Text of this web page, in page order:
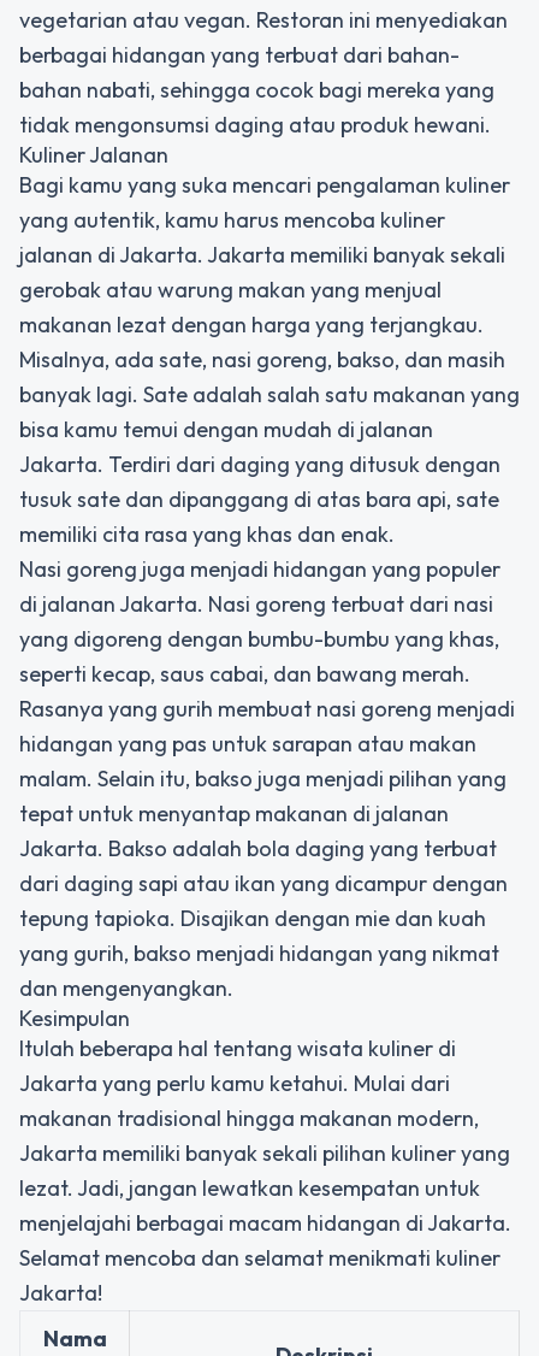
vegetarian atau vegan. Restoran ini menyediakan
berbagai hidangan yang terbuat dari bahan-
bahan nabati, sehingga cocok bagi mereka yang
tidak mengonsumsi daging atau produk hewani.
Kuliner Jalanan
Bagi kamu yang suka mencari pengalaman kuliner
yang autentik, kamu harus mencoba kuliner
jalanan di Jakarta. Jakarta memiliki banyak sekali
gerobak atau warung makan yang menjual
makanan lezat dengan harga yang terjangkau.
Misalnya, ada sate, nasi goreng, bakso, dan masih
banyak lagi. Sate adalah salah satu makanan yang
bisa kamu temui dengan mudah di jalanan
Jakarta. Terdiri dari daging yang ditusuk dengan
tusuk sate dan dipanggang di atas bara api, sate
memiliki cita rasa yang khas dan enak.
Nasi goreng juga menjadi hidangan yang populer
di jalanan Jakarta. Nasi goreng terbuat dari nasi
yang digoreng dengan bumbu-bumbu yang khas,
seperti kecap, saus cabai, dan bawang merah.
Rasanya yang gurih membuat nasi goreng menjadi
hidangan yang pas untuk sarapan atau makan
malam. Selain itu, bakso juga menjadi pilihan yang
tepat untuk menyantap makanan di jalanan
Jakarta. Bakso adalah bola daging yang terbuat
dari daging sapi atau ikan yang dicampur dengan
tepung tapioka. Disajikan dengan mie dan kuah
yang gurih, bakso menjadi hidangan yang nikmat
dan mengenyangkan.
Kesimpulan
Itulah beberapa hal tentang wisata kuliner di
Jakarta yang perlu kamu ketahui. Mulai dari
makanan tradisional hingga makanan modern,
Jakarta memiliki banyak sekali pilihan kuliner yang
lezat. Jadi, jangan lewatkan kesempatan untuk
menjelajahi berbagai macam hidangan di Jakarta.
Selamat mencoba dan selamat menikmati kuliner
Jakarta!
Nama